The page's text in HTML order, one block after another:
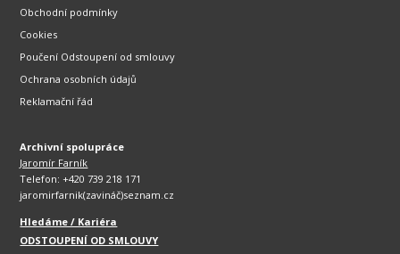
Obchodní podmínky
Cookies
Poučení Odstoupení od smlouvy
Ochrana osobních údajů
Reklamační řád
Archivní spolupráce
Jaromír Farník
Telefon: +420 739 218 171
jaromirfarnik(zavináč)seznam.cz
Hledáme / Kariéra
ODSTOUPENÍ OD SMLOUVY